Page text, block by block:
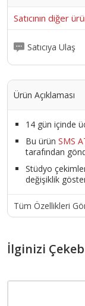
Satıcının diğer
Satıcıya Ulaş
Ürün Açıklaması
14 gün içinde
Bu ürün SMS
tarafından
Stüdyo
değişiklik
Tüm Özellikleri
İlginizi